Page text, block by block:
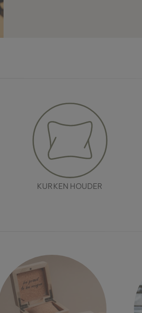
KURKEN HOUDER